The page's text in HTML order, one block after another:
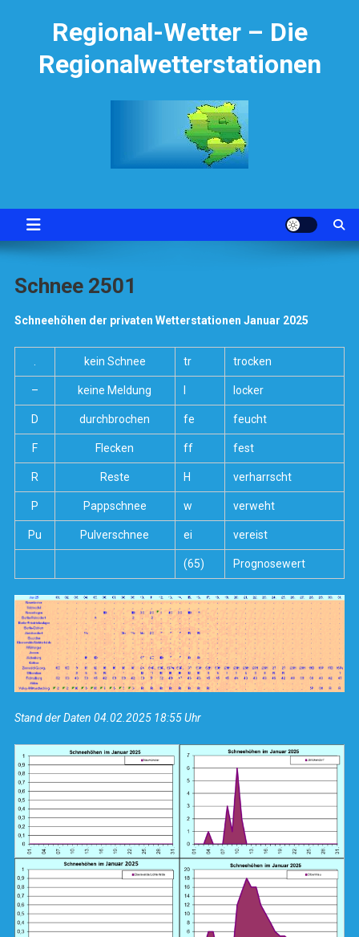
Regional-Wetter – Die
Regionalwetterstationen
Schnee 2501
Schneehöhen der privaten Wetterstationen Januar 2025
kein Schnee tr trocken
– keine Meldung locker
D durchbrochen fe feucht
F Flecken ff fest
R Reste H verharrscht
P Pappschnee w verweht
Pu Pulverschnee ei vereist
(65) Prognosewert
Stand der Daten 04.02.2025 18:55 Uhr